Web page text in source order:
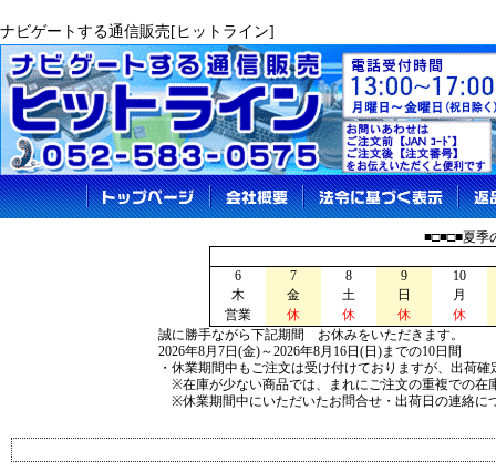
ナビゲートする通信販売[ヒットライン]
■□■□■夏季
6 7 8 9
10
木
金 土 日
月
営業
休 休 休
休
誠に勝手ながら下記期間 お休みをいただきます。
2026年8月7日(金)～2026年8月16日(日)までの10日間
・休業期間中もご注文は受け付けておりますが、出荷
※在庫が少ない商品では、まれにご注文の重複での在
※休業期間中にいただいたお問合せ・出荷日の連絡に